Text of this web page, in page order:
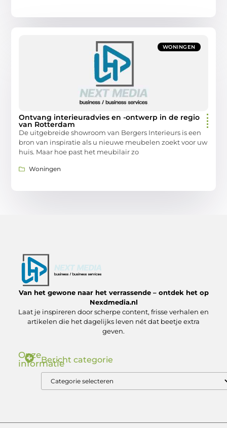
WONINGEN
Ontvang interieuradvies en -ontwerp in de regio
van Rotterdam
De uitgebreide showroom van Bergers Interieurs is een
bron van inspiratie als u nieuwe meubelen zoekt voor uw
huis. Maar hoe past het meubilair zo
Woningen
Van het gewone naar het verrassende – ontdek het op
Nexdmedia.nl
Laat je inspireren door scherpe content, frisse verhalen en
artikelen die het dagelijks leven nét dat beetje extra
geven.
Onze
informatieBericht categorie